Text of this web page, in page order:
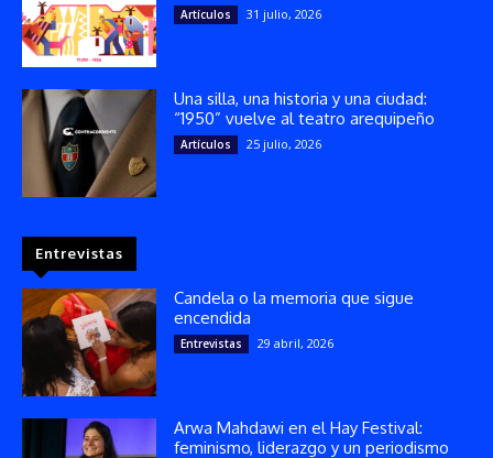
Artículos 31 julio, 2026
Una silla, una historia y una ciudad:
“1950” vuelve al teatro arequipeño
Artículos 25 julio, 2026
Entrevistas
Candela o la memoria que sigue
encendida
Entrevistas 29 abril, 2026
Arwa Mahdawi en el Hay Festival:
feminismo, liderazgo y un periodismo